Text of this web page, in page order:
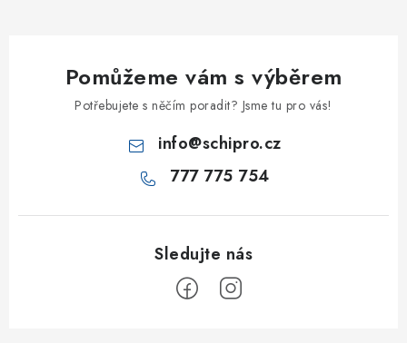
Pomůžeme vám s výběrem
Potřebujete s něčím poradit? Jsme tu pro vás!
info@schipro.cz
777 775 754